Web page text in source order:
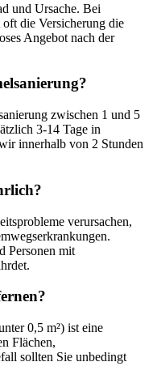
und Ursache. Bei
oft die Versicherung die
Angebot nach der
zwischen 1 und 5
3-14 Tage in
innerhalb von 2 Stunden
verursachen,
Personen mit
0,5 m²) ist eine
Flächen,
sollten Sie unbedingt